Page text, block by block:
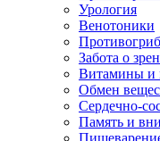
Урология
Венотоники
Забота о
Витамины и
Обмен
Сердечно-
Память и